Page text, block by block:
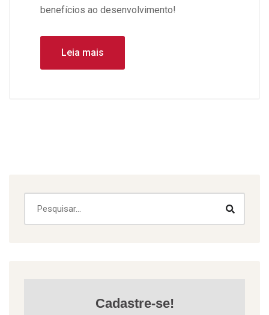
benefícios ao desenvolvimento!
Leia mais
Cadastre-se!